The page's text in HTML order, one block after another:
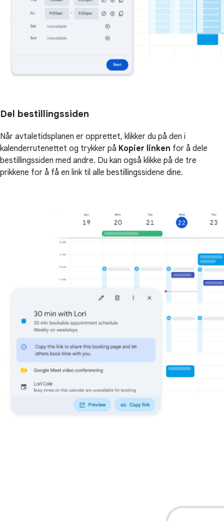
Del bestillingssiden
Når avtaletidsplanen er opprettet, klikker du på den i
kalenderrutenettet og trykker på Kopier linken for å dele
bestillingssiden med andre. Du kan også klikke på de tre
prikkene for å få en link til alle bestillingssidene dine.